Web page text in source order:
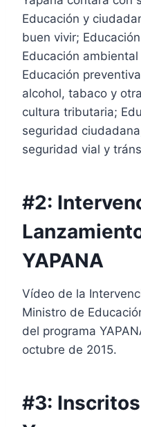
Educación y
buen vivir;
Educación
Educación
alcohol, tabaco y
cultura tributaria;
seguridad
seguridad vial y
#2:
YAPANA
Vídeo de la
Ministro de
del programa
octubre de 2015.
#3: